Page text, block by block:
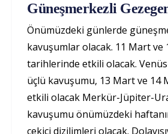
Güneşmerkezli
Önümüzdeki günlerde
kavuşumlar olacak. 11 Mart ve
tarihlerinde etkili olacak.
üçlü kavuşumu, 13 Mart ve 14
etkili olacak Merkür-Jüpiter-
kavuşumu önümüzdeki
çekici dizilimleri olacak.